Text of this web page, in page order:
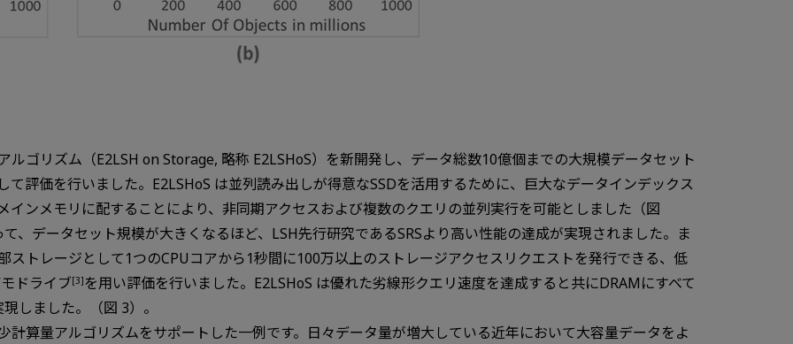
ルゴリズム（E2LSH on Storage, 略称 E2LSHoS）を新開発し、データ総数10億個までの大規模データセット
評価を行いました。E2LSHoS は並列読み出しが得意なSSDを活用するために、巨大なデータインデックス
ンメモリに配することにより、非同期アクセスおよび複数のクエリの並列実行を可能としました（図
、データセット規模が大きくなるほど、LSH先行研究であるSRSより高い性能の達成が実現されました。ま
ストレージとして1つのCPUコアから1秒間に100万以上のストレージアクセスリクエストを発行できる、低
ドライブ[3] を用い評価を行いました。E2LSHoS は優れた劣線形クエリ速度を達成すると共にDRAMにすべて
しました。（図 3）。
算量アルゴリズムをサポートした一例です。日々データ量が増大している近年において大容量データをよ